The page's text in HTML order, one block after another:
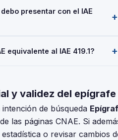
que realice esta actividad debe
036 o 037.
con cifra de negocios inferior
están exentas. No obstante, el
presentar con el IAE
303 (IVA trimestral), Modelo
equivalente al IAE 419.1?
corresponde al epígrafe 419.1 —
y validez del epígrafe
de búsqueda
las páginas CNAE. Si
o revisar cambios